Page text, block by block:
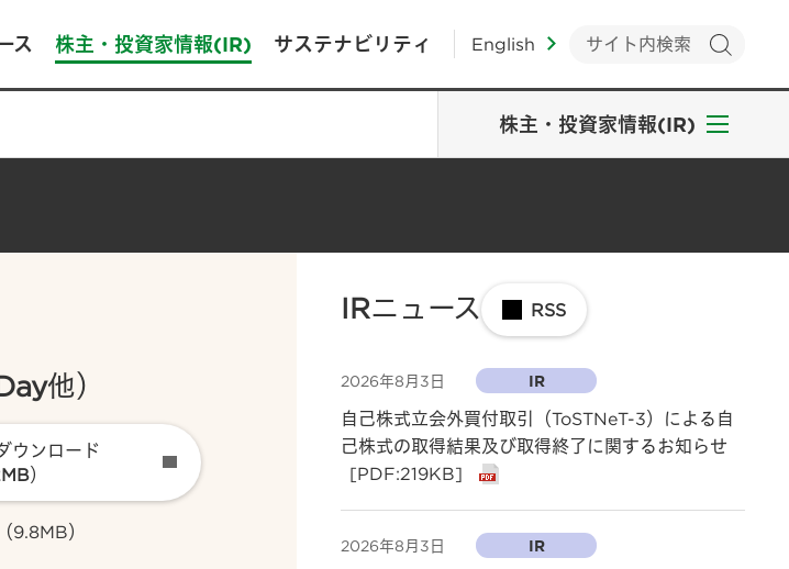
ス 株主・投資家情報(IR) サステナビリティ English
株主・投資家情報(IR)
他）
ウンロード
）
（9.8MB）
IRニュース RSS
2026年8月3日 IR
自己株式立会外買付取引（ToSTNeT-3）による自
己株式の取得結果及び取得終了に関するお知らせ
[PDF:219KB]
2026年8月3日 IR